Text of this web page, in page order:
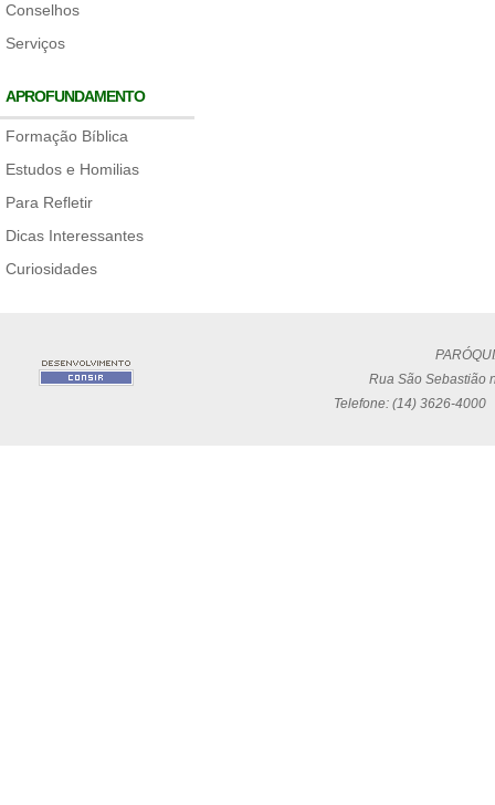
Conselhos
Serviços
APROFUNDAMENTO
Formação Bíblica
Estudos e Homilias
Para Refletir
Dicas Interessantes
Curiosidades
Rua São Sebastião
Telefone: (14) 3626-